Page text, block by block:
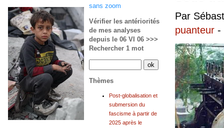
Par
puanteur -
sans zoom
Vérifier les antériorités
de mes analyses
depuis le 06 VI 06 >>>
Rechercher 1 mot
Thèmes
Post-globalisation et
submersion du
fascisme à partir de
2025 après le